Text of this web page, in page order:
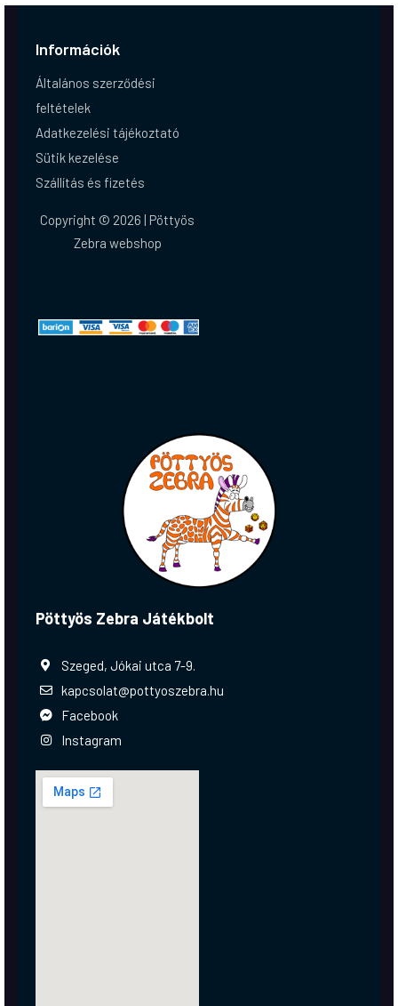
Információk
Általános szerződési
feltételek
Adatkezelési tájékoztató
Sütik kezelése
Szállítás és fizetés
Copyright © 2026 | Pöttyös
Zebra webshop
Pöttyös Zebra Játékbolt
Szeged, Jókai utca 7-9.
kapcsolat@pottyoszebra.hu
Facebook
Instagram